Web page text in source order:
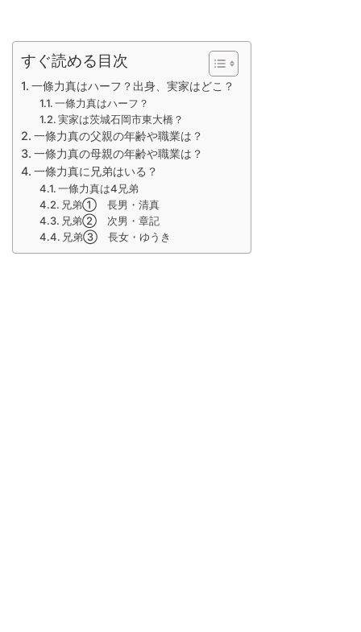
すぐ読める目次
一條力真はハーフ？出身、実家はどこ？
一條力真はハーフ？
実家は茨城石岡市東大橋？
一條力真の父親の年齢や職業は？
一條力真の母親の年齢や職業は？
一條力真に兄弟はいる？
一條力真は4兄弟
兄弟① 長男・清真
兄弟② 次男・章記
兄弟③ 長女・ゆうき